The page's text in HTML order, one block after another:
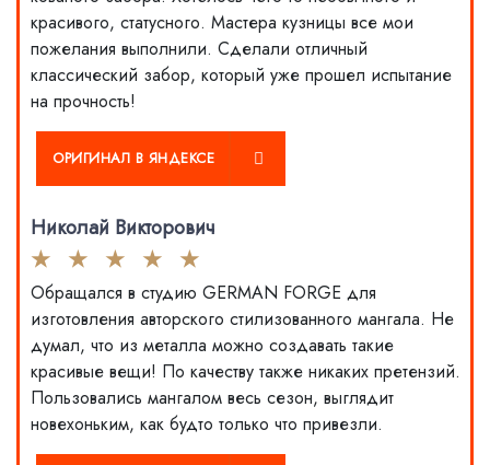
красивого, статусного. Мастера кузницы все мои
пожелания выполнили. Сделали отличный
классический забор, который уже прошел испытание
на прочность!
ОРИГИНАЛ В ЯНДЕКСЕ
Николай Викторович
Обращался в студию GERMAN FORGE для
изготовления авторского стилизованного мангала. Не
думал, что из металла можно создавать такие
красивые вещи! По качеству также никаких претензий.
Пользовались мангалом весь сезон, выглядит
новехоньким, как будто только что привезли.